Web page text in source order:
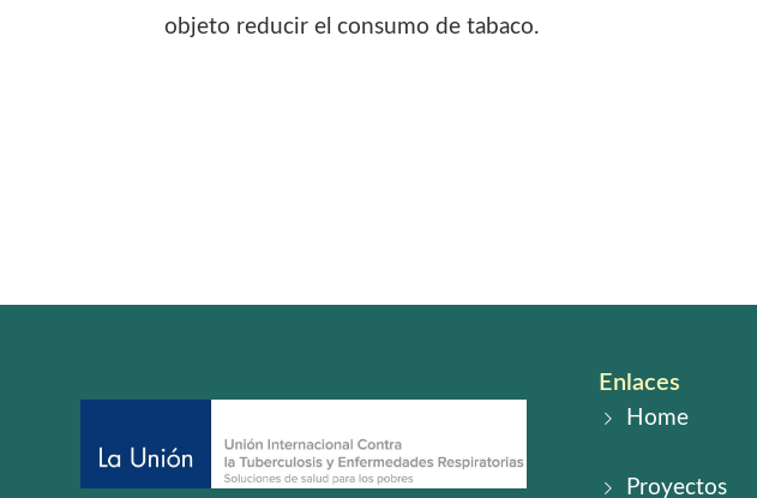
objeto reducir el consumo de tabaco.
Enlaces
Home
Proyectos